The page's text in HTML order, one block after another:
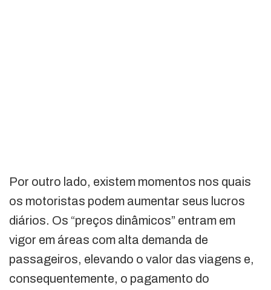
Por outro lado, existem momentos nos quais
os motoristas podem aumentar seus lucros
diários. Os “preços dinâmicos” entram em
vigor em áreas com alta demanda de
passageiros, elevando o valor das viagens e,
consequentemente, o pagamento do